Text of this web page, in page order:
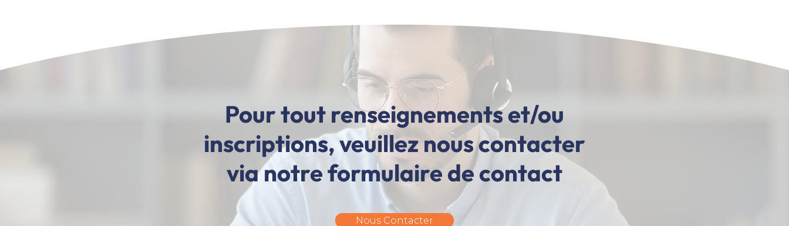
Pour tout renseignements et/ou
inscriptions, veuillez nous contacter
via notre formulaire de contact
Nous Contacter